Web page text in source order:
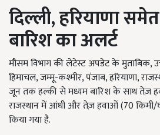
दिल्ली, हरियाणा
बारिश का अलर्ट
मौसम विभाग की लेटेस्ट अपडेट के मुताबिक,
हिमाचल, जम्मू-कश्मीर, पंजाब, हरियाणा,
जून तक हल्की से मध्यम बारिश के साथ तेज़
राजस्थान में आंधी और तेज़ हवाओं (70 किमी/
किया गया है.